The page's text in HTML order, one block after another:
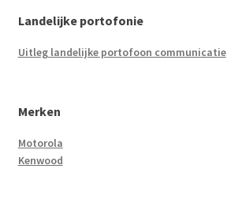
Landelijke portofonie
Uitleg landelijke portofoon communicatie
Merken
Motorola
Kenwood